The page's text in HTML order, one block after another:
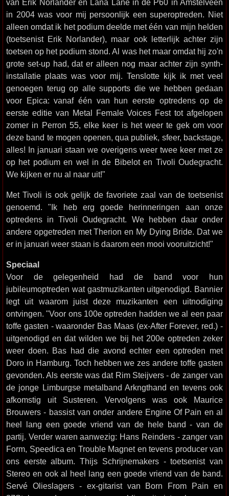
van Erik Norlander en Lana Lane in de P60 in Amstelveen
in 2004 was voor mij persoonlijk een superoptreden. Niet
alleen omdat ik het podium deelde met één van mijn helden
(toetsenist Erik Norlander), maar ook letterlijk achter zijn
toetsen op het podium stond. Al was het maar omdat hij zo'n
grote set-up had, dat er alleen nog maar achter zijn synth-
installatie plaats was voor mij. Tenslotte kijk ik met veel
genoegen terug op alle supports die we hebben gedaan
voor Epica: vanaf één van hun eerste optredens op de
eerste editie van Metal Female Voices Fest tot afgelopen
zomer in Perron 55, elke keer is het weer te gek om voor
deze band te mogen openen, qua publiek, sfeer, backstage,
alles! In januari staan we overigens weer twee keer met ze
op het podium en wel in de Bibelot en Tivoli Oudegracht.
We kijken er nu al naar uit!"
Met Tivoli is ook gelijk de favoriete zaal van de toetsenist
genoemd. "Ik heb erg goede herinneringen aan onze
optredens in Tivoli Oudegracht. We hebben daar onder
andere opgetreden met Therion en My Dying Bride. Dat we
er in januari weer staan is daarom een mooi vooruitzicht!"
Speciaal
Voor de gelegenheid had de band voor hun
jubileumoptreden wat gastmuzikanten uitgenodigd. Bannier
legt uit waarom juist deze muzikanten een uitnodiging
ontvingen. "Voor ons 100e optreden hadden we al een paar
toffe gasten - waaronder Bas Maas (ex-After Forever, red.) -
uitgenodigd en dat wilden we bij het 200e optreden zeker
weer doen. Bas had die avond echter een optreden met
Doro in Hamburg. Toch hebben we zes andere toffe gasten
gevonden. Als eerste was dat Rim Steijvers - de zanger van
de jonge Limburgse metalband Arkngthand en tevens ook
afkomstig uit Susteren. Vervolgens was ook Maurice
Brouwers - bassist van onder andere Engine Of Pain en al
heel lang een goede vriend van de hele band - van de
partij. Verder waren aanwezig: Hans Reinders - zanger van
Form, Speedica en Trouble Magnet en tevens producer van
ons eerste album. Thijs Schrijnemakers - toetsenist van
Stereo en ook al heel lang een goede vriend van de band.
Servé Olieslagers - ex-gitarist van Born From Pain en